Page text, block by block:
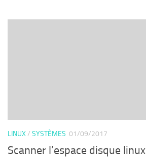
LINUX/ SYSTÈMES 01/09/2017
Scanner l’espace disque linux